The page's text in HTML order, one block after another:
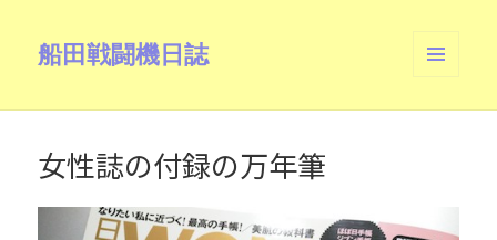
船田戦闘機日誌
ーとウ
女性誌の付録の万年筆